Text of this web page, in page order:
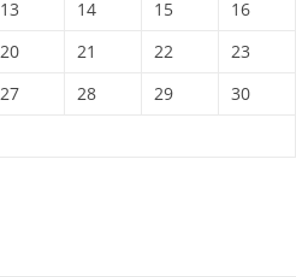
13 14 15
16
20 21 22
23
27 28 29
30